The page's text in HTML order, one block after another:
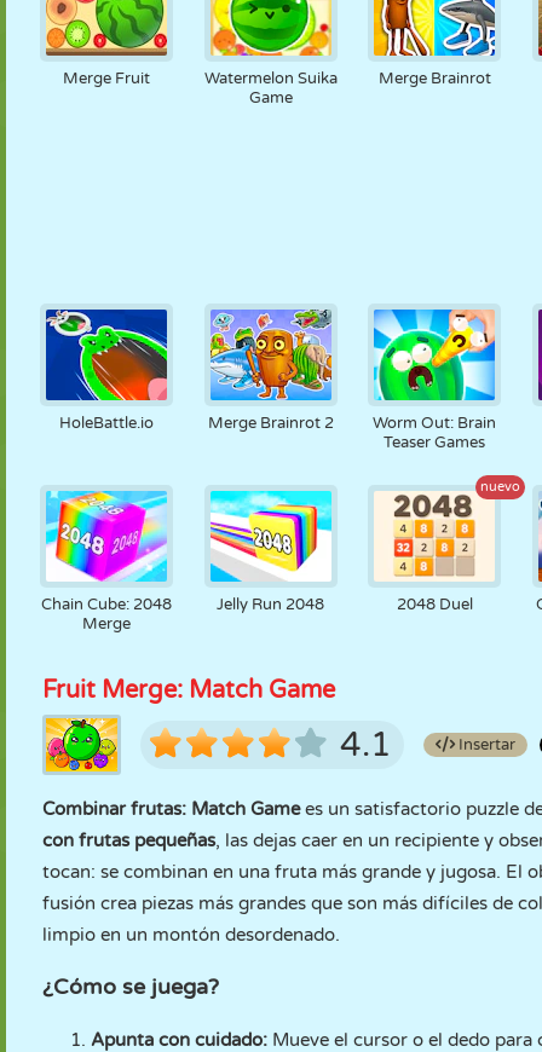
Merge Fruit
Watermelon Suika
Game
Merge Brainrot
HoleBattle.io Merge Brainrot 2
Worm Out: Brain
Teaser Games
Chain Cube: 2048
Merge
Jelly Run 2048
nuevo
2048 Duel
Fruit Merge: Match Game
4.1 Insertar
Combinar frutas: Match Gamees un satisfactorio puzzle
con frutas pequeñas, las dejas caer en un recipiente y
tocan: se combinan en una fruta más grande y jugosa. El
fusión crea piezas más grandes que son más difíciles de
limpio en un montón desordenado.
¿Cómo se juega?
Apunta con cuidado: Mueve el cursor o el dedo